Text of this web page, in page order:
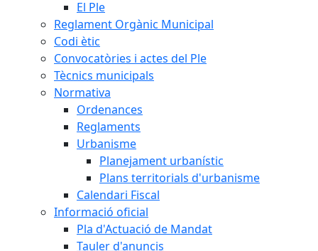
El Ple
Reglament Orgànic Municipal
Codi ètic
Convocatòries i actes del Ple
Tècnics municipals
Normativa
Ordenances
Reglaments
Urbanisme
Planejament urbanístic
Plans territorials d'urbanisme
Calendari Fiscal
Informació oficial
Pla d'Actuació de Mandat
Tauler d'anuncis